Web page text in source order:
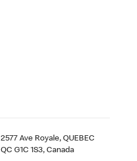
2577 Ave Royale, QUEBEC
QC G1C 1S3, Canada